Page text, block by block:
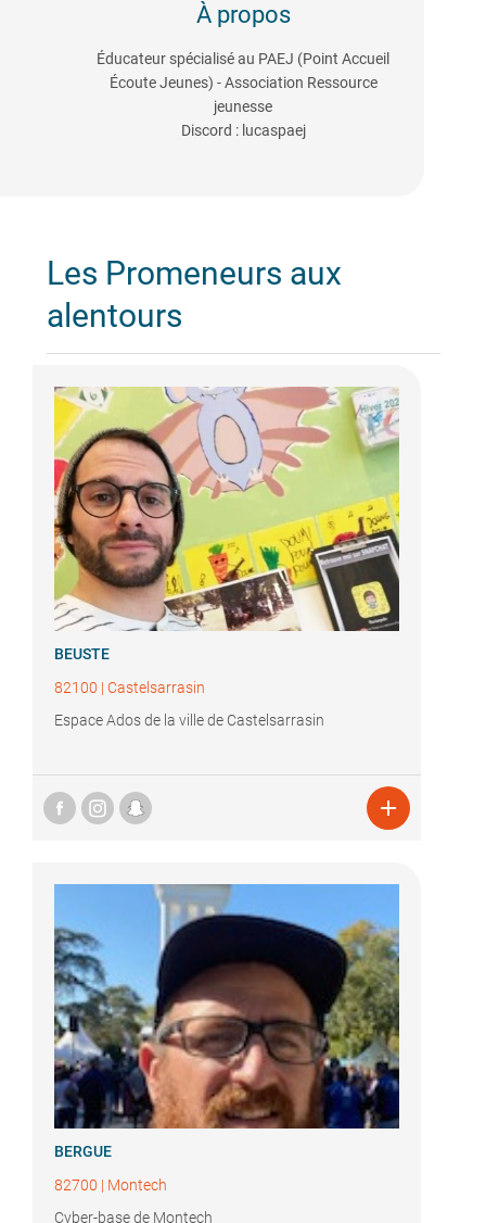
À propos
Éducateur spécialisé au PAEJ (Point Accueil
Écoute Jeunes) - Association Ressource
jeunesse
Discord : lucaspaej
Les Promeneurs aux
alentours
BEUSTE
82100 | Castelsarrasin
Espace Ados de la ville de Castelsarrasin

BERGUE
82700 | Montech
Cyber-base de Montech